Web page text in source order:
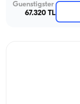
Guenstigster
67.320 TL